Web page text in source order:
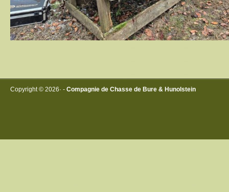
Copyright © 2026· - Compagnie de Chasse de Bure & Hunolstein